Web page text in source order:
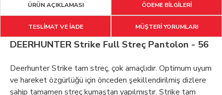
ÜRÜN AÇIKLAMASI ÖDEME BİLGİLERİ
TESLİMAT VE İADE MÜŞTERİ YORUMLARI
DEERHUNTER Strike Full Streç Pantolon - 56
Deerhunter Strike tam streç, çok amaçlıdır. Optimum uyum
ve hareket özgürlüğü için önceden şekillendirilmiş dizlere
sahip tamamen streç kumaştan yapılmıştır. Strike tam